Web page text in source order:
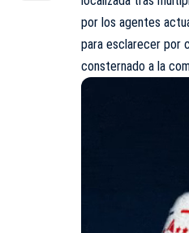
por los agentes
para esclarecer por
consternado a la